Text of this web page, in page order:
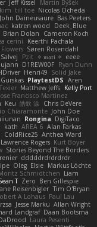
Jeff Kissel
Martin Býšek
till toe Nicolas Ocheda
John Daineusaure Bas Peeters
katren wood
Deek_Blue
Brian Dolan
Cameron Koch
cerini
Keerthi Pachala
Søren Rosendahl
Pzit ✧ 𝔪𝔞𝔯𝔦 ✧ eeee
D1REW00F Ryan Dunn
Henri49 Solid Jake
PlaytestDS Aren
Matthew Jeffs Kelly Port
Francisco Martinez
Keu 皓欽 涂 Chris DeVere
Chiaramonte John Doe
Rongina DigiTaco
kath AREA 6 Alan Farkas
ColdRice25 Anthea Ward
Lawrence Rogers Kurt Boyer
Stories Beyond The Borders
dddddrdrdrdrdr
Oleg Elsie Markus Löchte
Schmidtchen Liam
T Zero Ben Gillespie
Reisenbigler Tim O'Bryan
A Lohaus Paul Lau
Jesse Marku Allan Wright
Landgraf Daan Bootsma
Laura Pesenti